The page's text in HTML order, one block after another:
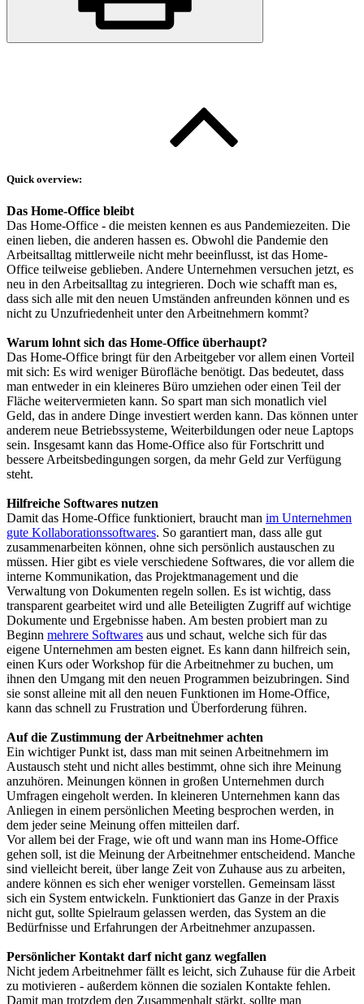
Quick overview:
Das Home-Office bleibt
Das Home-Office - die meisten kennen es aus Pandemiezeiten. Die
einen lieben, die anderen hassen es. Obwohl die Pandemie den
Arbeitsalltag mittlerweile nicht mehr beeinflusst, ist das Home-
Office teilweise geblieben. Andere Unternehmen versuchen jetzt, es
neu in den Arbeitsalltag zu integrieren. Doch wie schafft man es,
dass sich alle mit den neuen Umständen anfreunden können und es
nicht zu Unzufriedenheit unter den Arbeitnehmern kommt?
Warum lohnt sich das Home-Office überhaupt?
Das Home-Office bringt für den Arbeitgeber vor allem einen Vorteil
mit sich: Es wird weniger Bürofläche benötigt. Das bedeutet, dass
man entweder in ein kleineres Büro umziehen oder einen Teil der
Fläche weitervermieten kann. So spart man sich monatlich viel
Geld, das in andere Dinge investiert werden kann. Das können unter
anderem neue Betriebssysteme, Weiterbildungen oder neue Laptops
sein. Insgesamt kann das Home-Office also für Fortschritt und
bessere Arbeitsbedingungen sorgen, da mehr Geld zur Verfügung
steht.
Hilfreiche Softwares nutzen
Damit das Home-Office funktioniert, braucht man im Unternehmen
gute Kollaborationssoftwares. So garantiert man, dass alle gut
zusammenarbeiten können, ohne sich persönlich austauschen zu
müssen. Hier gibt es viele verschiedene Softwares, die vor allem die
interne Kommunikation, das Projektmanagement und die
Verwaltung von Dokumenten regeln sollen. Es ist wichtig, dass
transparent gearbeitet wird und alle Beteiligten Zugriff auf wichtige
Dokumente und Ergebnisse haben. Am besten probiert man zu
Beginn mehrere Softwares aus und schaut, welche sich für das
eigene Unternehmen am besten eignet. Es kann dann hilfreich sein,
einen Kurs oder Workshop für die Arbeitnehmer zu buchen, um
ihnen den Umgang mit den neuen Programmen beizubringen. Sind
sie sonst alleine mit all den neuen Funktionen im Home-Office,
kann das schnell zu Frustration und Überforderung führen.
Auf die Zustimmung der Arbeitnehmer achten
Ein wichtiger Punkt ist, dass man mit seinen Arbeitnehmern im
Austausch steht und nicht alles bestimmt, ohne sich ihre Meinung
anzuhören. Meinungen können in großen Unternehmen durch
Umfragen eingeholt werden. In kleineren Unternehmen kann das
Anliegen in einem persönlichen Meeting besprochen werden, in
dem jeder seine Meinung offen mitteilen darf.
Vor allem bei der Frage, wie oft und wann man ins Home-Office
gehen soll, ist die Meinung der Arbeitnehmer entscheidend. Manche
sind vielleicht bereit, über lange Zeit von Zuhause aus zu arbeiten,
andere können es sich eher weniger vorstellen. Gemeinsam lässt
sich ein System entwickeln. Funktioniert das Ganze in der Praxis
nicht gut, sollte Spielraum gelassen werden, das System an die
Bedürfnisse und Erfahrungen der Arbeitnehmer anzupassen.
Persönlicher Kontakt darf nicht ganz wegfallen
Nicht jedem Arbeitnehmer fällt es leicht, sich Zuhause für die Arbeit
zu motivieren - außerdem können die sozialen Kontakte fehlen.
Damit man trotzdem den Zusammenhalt stärkt, sollte man